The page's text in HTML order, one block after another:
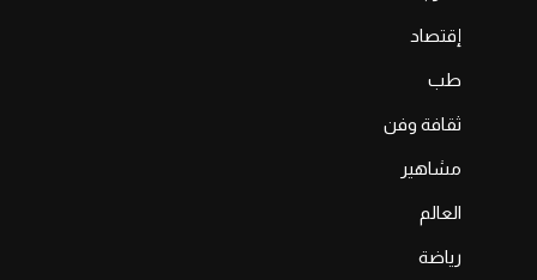
إقتصاد
طب
ثقافة وفن
مشاهير
العالم
رياضة